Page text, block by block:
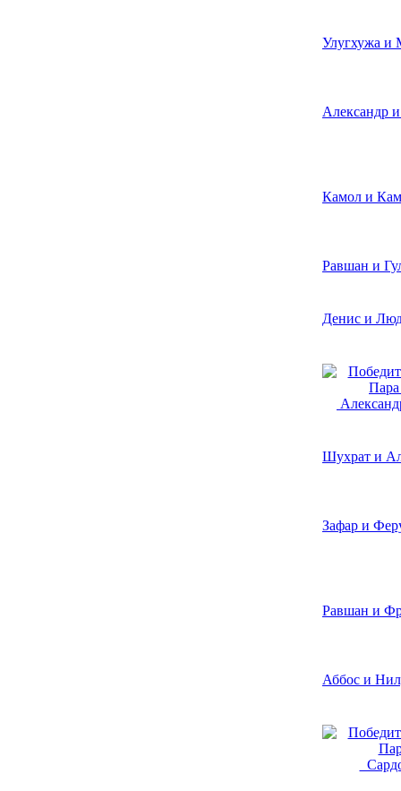
Улугхужа и
Александр
Камол и
Равшан и
Денис и
Шухрат и
Зафар и
Равшан и
Аббос и